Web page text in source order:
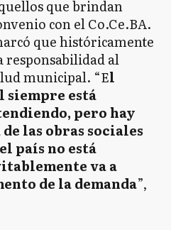
que brindan
con el Co.Ce.BA.
que históricamente
responsabilidad al
municipal. “El
está
pero hay
las obras sociales
país no está
va a
de la demanda”,